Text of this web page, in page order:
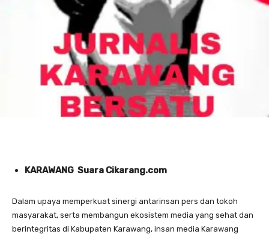
KARAWANG Suara Cikarang.com
Dalam upaya memperkuat sinergi antarinsan pers dan tokoh
masyarakat, serta membangun ekosistem media yang sehat dan
berintegritas di Kabupaten Karawang, insan media Karawang